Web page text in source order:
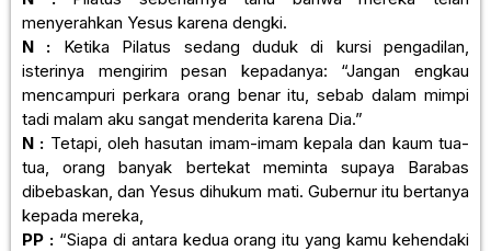
menyerahkan Yesus karena dengki.
N : Ketika Pilatus sedang duduk di kursi pengadilan,
isterinya mengirim pesan kepadanya: “Jangan engkau
mencampuri perkara orang benar itu, sebab dalam mimpi
tadi malam aku sangat menderita karena Dia.”
N : Tetapi, oleh hasutan imam-imam kepala dan kaum tua-
tua, orang banyak bertekat meminta supaya Barabas
dibebaskan, dan Yesus dihukum mati. Gubernur itu bertanya
kepada mereka,
PP :“Siapa di antara kedua orang itu yang kamu kehendaki